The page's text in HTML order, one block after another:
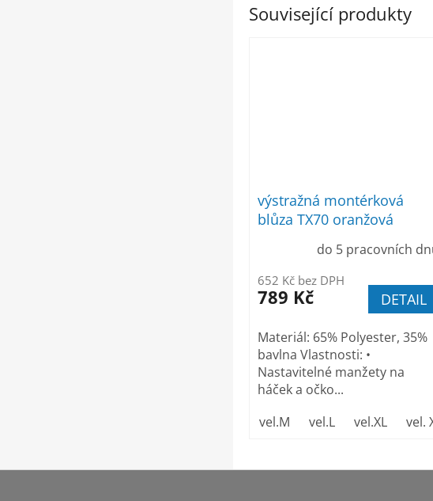
Související produkty
výstražná montérková
blůza TX70 oranžová
do 5 pracovních
652 Kč bez DPH
789 Kč DETAIL
Materiál: 65% Polyester, 35%
bavlna Vlastnosti: •
Nastavitelné manžety na
háček a očko...
vel.M
vel.L vel.XL vel.
Z